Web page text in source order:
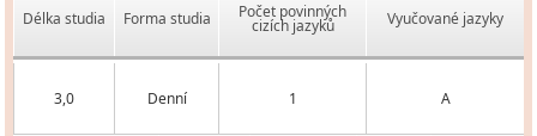
Délka studia Forma studia Počet povinných
cizích jazyků Vyučované jazyky
3,0 Denní 1 A